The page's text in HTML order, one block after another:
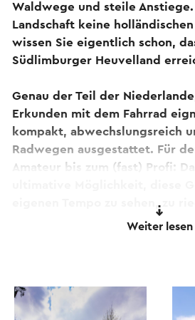
Waldwege und steile
Landschaft keine
wissen Sie eigentlich schon,
Südlimburger Heuvelland
Genau der Teil der
Erkunden mit dem Fahrrad
kompakt, abwechslungsreich
Radwegen ausgestattet. Für
Amateur bis zum (fast) Profi:
eigenen Tempo zu sehen, zu
schmecken. Kurz gesagt,
Ihres Aufenthalts hier nicht
helfen Ihnen die Mitarbeiter
Weiter lesen